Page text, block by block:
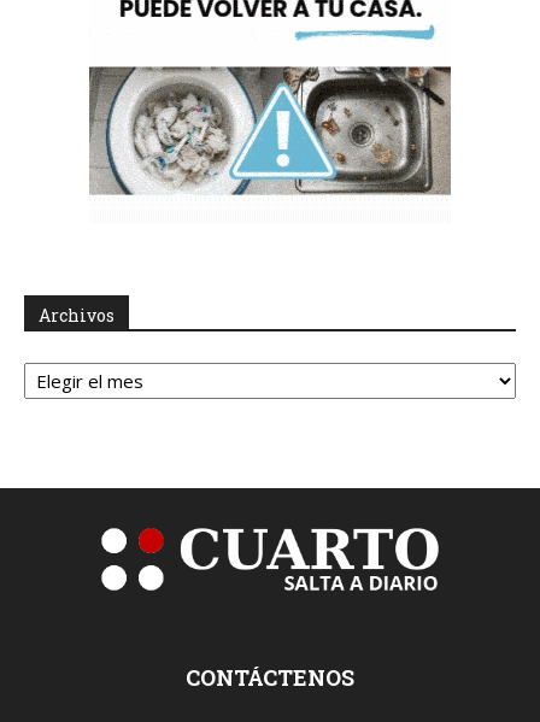
Archivos
Archivos
CONTÁCTENOS